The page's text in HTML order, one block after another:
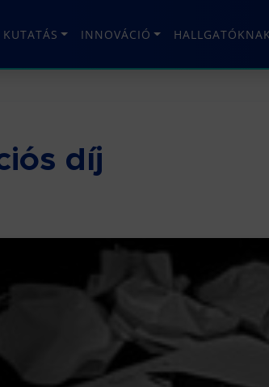
KUTATÁS INNOVÁCIÓ HALLGATÓKNAK
díj